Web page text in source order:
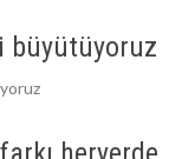
büyütüyoruz